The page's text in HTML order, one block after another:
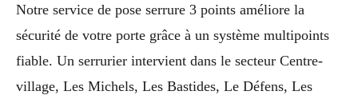
Notre service de pose serrure 3 points améliore la
sécurité de votre porte grâce à un système multipoints
fiable. Un serrurier intervient dans le secteur Centre-
village, Les Michels, Les Bastides, Le Défens, Les